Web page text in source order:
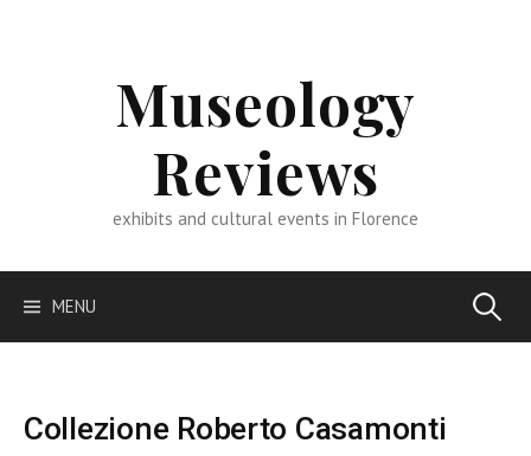
Museology
Reviews
exhibits and cultural events in Florence
MENU Search
Collezione Roberto Casamonti